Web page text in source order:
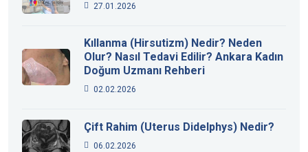
27.01.2026
Kıllanma (Hirsutizm) Nedir? Neden
Olur? Nasıl Tedavi Edilir? Ankara Kadın
Doğum Uzmanı Rehberi
02.02.2026
Çift Rahim (Uterus Didelphys) Nedir?
06.02.2026